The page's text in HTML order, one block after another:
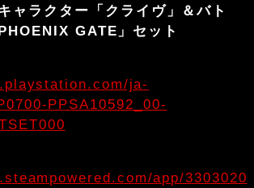
ャラクター「クライヴ」＆バト
GATE」セット
ja-
PPSA10592_00-
app/3303020